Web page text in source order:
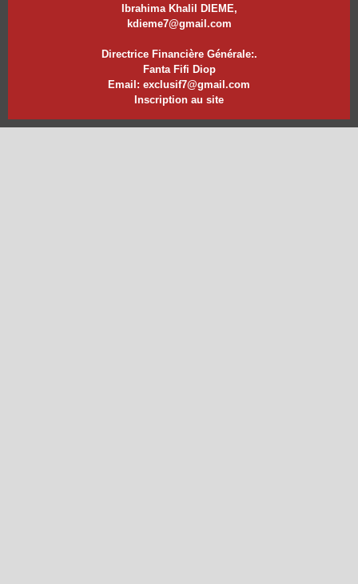
Ibrahima Khalil DIEME,
kdieme7@gmail.com
Directrice Financière Générale:.
Fanta Fifi Diop
Email: exclusif7@gmail.com
Inscription au site